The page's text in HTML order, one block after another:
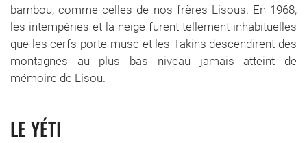
bambou, comme celles de nos frères Lisous. En 1968,
les intempéries et la neige furent tellement inhabituelles
que les cerfs porte-musc et les Takins descendirent des
montagnes au plus bas niveau jamais atteint de
mémoire de Lisou.
LE YÉTI